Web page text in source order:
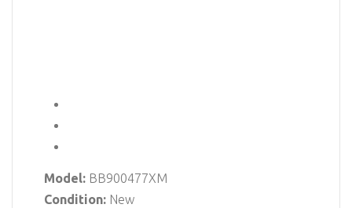
Model: BB900477XM
Condition: New